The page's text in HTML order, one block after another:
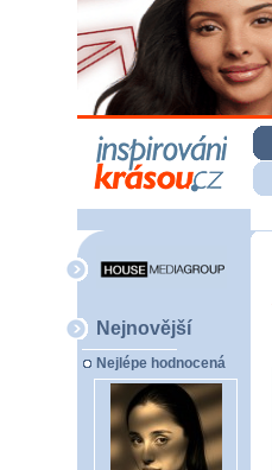
Nejnovější
Nejlépe hodnocená